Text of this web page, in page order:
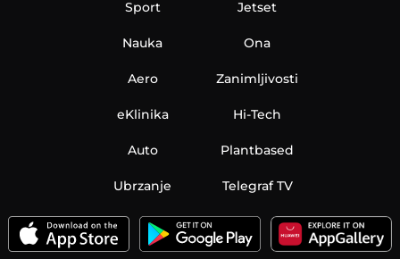
Sport
Nauka
Aero
Jetset
Ona
Zanimljivosti
eKlinika Hi-Tech
Auto Plantbased
Ubrzanje Telegraf TV